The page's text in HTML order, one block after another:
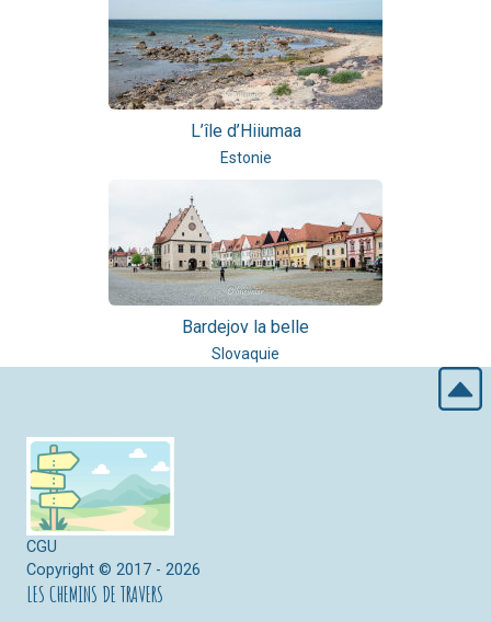
L’île d’Hiiumaa
Estonie
Bardejov la belle
Slovaquie
CGU
Copyright © 2017 - 2026
LES CHEMINS DE TRAVERS